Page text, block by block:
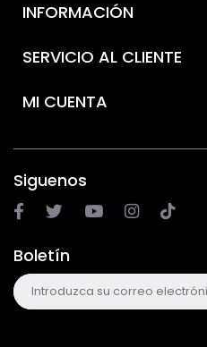
INFORMACIÓN
SERVICIO AL CLIENTE
MI CUENTA
Siguenos
Boletín